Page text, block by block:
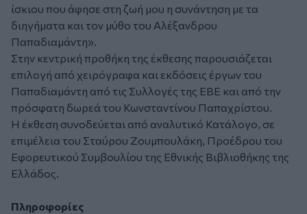
ίσκιου που άφησε στη ζωή μου η συνάντηση με τα
διηγήματα και τον μύθο του Αλέξανδρου
Παπαδιαμάντη».
Στην κεντρική προθήκη της έκθεσης παρουσιάζεται
επιλογή από χειρόγραφα και εκδόσεις έργων του
Παπαδιαμάντη από τις Συλλογές της ΕΒΕ και από την
πρόσφατη δωρεά του Κωνσταντίνου Παπαχρίστου.
Η έκθεση συνοδεύεται από αναλυτικό Κατάλογο, σε
επιμέλεια του Σταύρου Ζουμπουλάκη, Προέδρου του
Εφορευτικού Συμβουλίου της Εθνικής Βιβλιοθήκης της
Ελλάδος.
Πληροφορίες